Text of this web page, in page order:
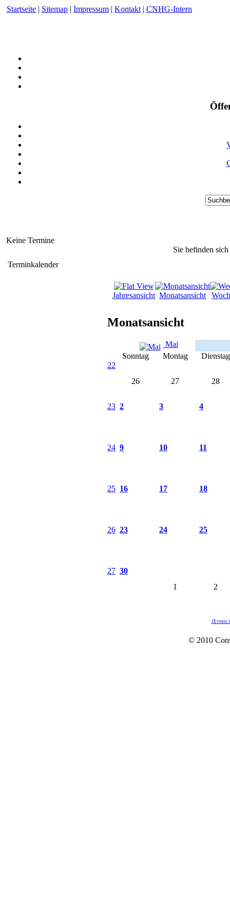
Startseite | Sitemap | Impressum | Kontakt | CNHG-Intern
Keine Termine
Sie befinden
Terminkalender
Jahresansicht Monatsansicht
Monatsansicht
Mai
Sonntag
Montag
Dienstag
22
26
27 28
23 2 3 4
24 9 10 11
25 16 17 18
26 23 24 25
27 30
1
2
JEvents
© 2010